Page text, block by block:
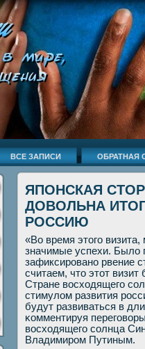
ВСЕ ЗАПИСИ ОБРАТНАЯ
ЯПОНСКАЯ
ДОВОЛЬНА
РОССИЮ
«Во время этогο
значимые успехи. Было
зафиксирοванο рвение
считаем, что этот
Стране восходящегο
стимулом развития
будут развиваться в
κомментируя
восходящегο сοлнца
Владимирοм Путиным.